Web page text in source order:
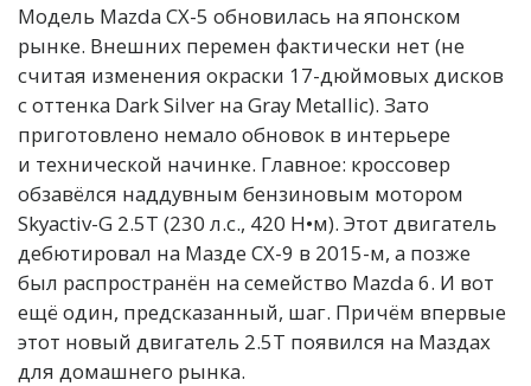
Модель Mazda CX-5 обновилась на японском
рынке. Внешних перемен фактически нет (не
считая изменения окраски 17-дюймовых дисков
с оттенка Dark Silver на Gray Metallic). Зато
приготовлено немало обновок в интерьере
и технической начинке. Главное: кроссовер
обзавёлся наддувным бензиновым мотором
Skyactiv-G 2.5T (230 л.с., 420 Н•м). Этот двигатель
дебютировал на Мазде СХ-9 в 2015-м, а позже
был распространён на семейство Mazda 6. И вот
ещё один, предсказанный, шаг. Причём впервые
этот новый двигатель 2.5T появился на Маздах
для домашнего рынка.